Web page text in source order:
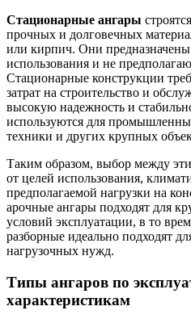
Стационарные ангары
прочных и долговечных
или кирпич. Они предназначены
использования и не
Стационарные конструкции
затрат на строительство и
высокую надежность и
используются для
техники и других крупных
Таким образом, выбор между
от целей использования,
предполагаемой нагрузки на
арочные ангары подходят для
условий эксплуатации, в то
разборные идеально подходят
нагрузочных нужд.
Типы ангаров по
характеристикам